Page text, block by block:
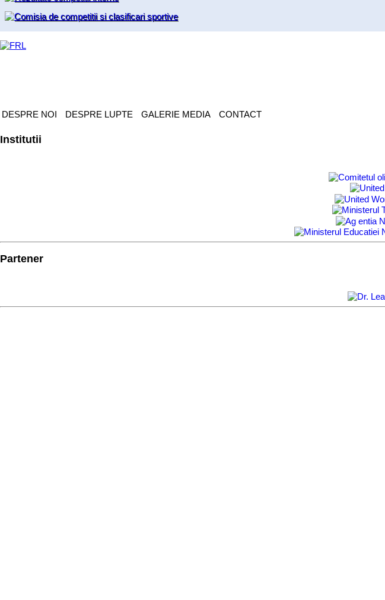
DESPRE NOI DESPRE LUPTE GALERIE MEDIA CONTACT
Institutii
Partener